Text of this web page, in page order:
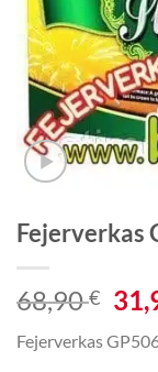
Fejerverkas
68,90€
price
Fejerverkas